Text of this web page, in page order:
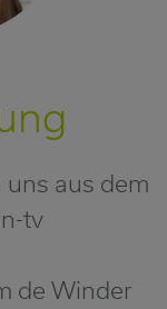
aus dem
tv
de Winder